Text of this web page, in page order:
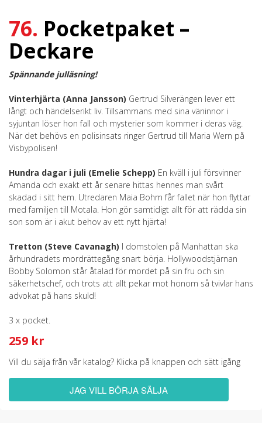
76. Pocketpaket –
Deckare
Spännande julläsning!
Vinterhjärta (Anna Jansson) Gertrud Silverängen lever ett
långt och händelserikt liv. Tillsammans med sina väninnor i
syjuntan löser hon fall och mysterier som kommer i deras väg.
När det behövs en polisinsats ringer Gertrud till Maria Wern på
Visbypolisen!
Hundra dagar i juli (Emelie Schepp) En kväll i juli försvinner
Amanda och exakt ett år senare hittas hennes man svårt
skadad i sitt hem. Utredaren Maia Bohm får fallet när hon flyttar
med familjen till Motala. Hon gör samtidigt allt för att rädda sin
son som är i akut behov av ett nytt hjärta!
Tretton (Steve Cavanagh) I domstolen på Manhattan ska
århundradets mordrättegång snart börja. Hollywoodstjärnan
Bobby Solomon står åtalad för mordet på sin fru och sin
säkerhetschef, och trots att allt pekar mot honom så tvivlar hans
advokat på hans skuld!
3 x pocket.
259 kr
Vill du sälja från vår katalog? Klicka på knappen och sätt igång
JAG VILL BÖRJA SÄLJA